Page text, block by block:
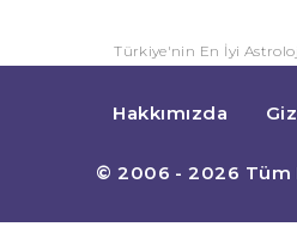
Türkiye'nin En İyi
Hakkımızda
© 2006 - 2026 Tüm